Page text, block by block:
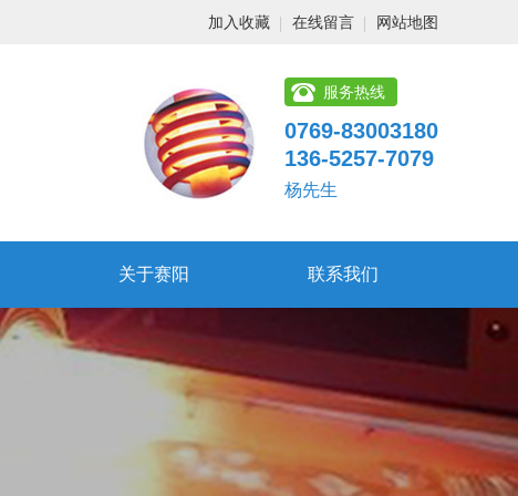
加入收藏 在线留言 网站地图
服务热线
0769-83003180
136-5257-7079
杨先生
关于赛阳 联系我们